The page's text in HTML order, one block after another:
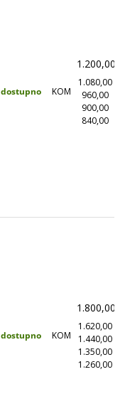
dostupno KOM
1.200,00
1.080,00
960,00
900,00
840,00
dostupno KOM
1.800,00
1.620,00
1.440,00
1.350,00
1.260,00